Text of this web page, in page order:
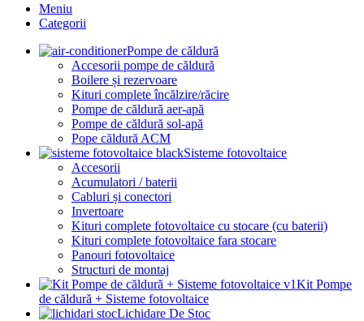
Meniu
Categorii
Pompe de căldură
Accesorii pompe de căldură
Boilere și rezervoare
Kituri complete încălzire/răcire
Pompe de căldură aer-apă
Pompe de căldură sol-apă
Pope căldură ACM
Sisteme fotovoltaice
Accesorii
Acumulatori / baterii
Cabluri și conectori
Invertoare
Kituri complete fotovoltaice cu stocare (cu baterii)
Kituri complete fotovoltaice fara stocare
Panouri fotovoltaice
Structuri de montaj
Kit Pompe
de căldură + Sisteme fotovoltaice
Lichidare De Stoc